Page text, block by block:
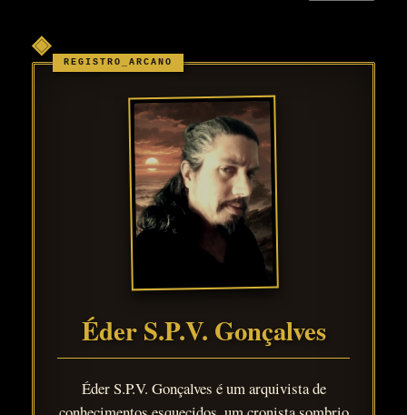
◈
Éder S.P.V. Gonçalves
Éder S.P.V. Gonçalves é um arquivista de